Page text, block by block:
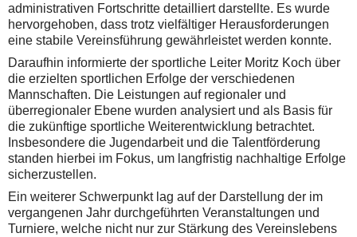
administrativen Fortschritte detailliert darstellte. Es wurde
hervorgehoben, dass trotz vielfältiger Herausforderungen
eine stabile Vereinsführung gewährleistet werden konnte.
Daraufhin informierte der sportliche Leiter Moritz Koch über
die erzielten sportlichen Erfolge der verschiedenen
Mannschaften. Die Leistungen auf regionaler und
überregionaler Ebene wurden analysiert und als Basis für
die zukünftige sportliche Weiterentwicklung betrachtet.
Insbesondere die Jugendarbeit und die Talentförderung
standen hierbei im Fokus, um langfristig nachhaltige Erfolge
sicherzustellen.
Ein weiterer Schwerpunkt lag auf der Darstellung der im
vergangenen Jahr durchgeführten Veranstaltungen und
Turniere, welche nicht nur zur Stärkung des Vereinslebens